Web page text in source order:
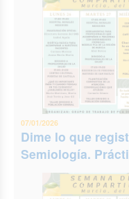
07/01/2026
Dime lo que
Semiología.